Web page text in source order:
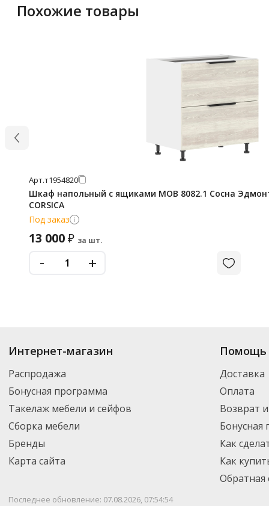
Похожие товары
Арт.т1954820
Шкаф напольный с ящиками MOB 8082.1 Сосна
CORSICA
Под заказ
13 000₽ за шт.
- +
Интернет-магазин
Распродажа
Бонусная программа
Такелаж мебели и сейфов
Сборка мебели
Бренды
Карта сайта
Помощь
Доставка
Оплата
Возврат
Бонусная
Как
Как
Обратная
Последнее обновление: 07.08.2026, 07:54:54